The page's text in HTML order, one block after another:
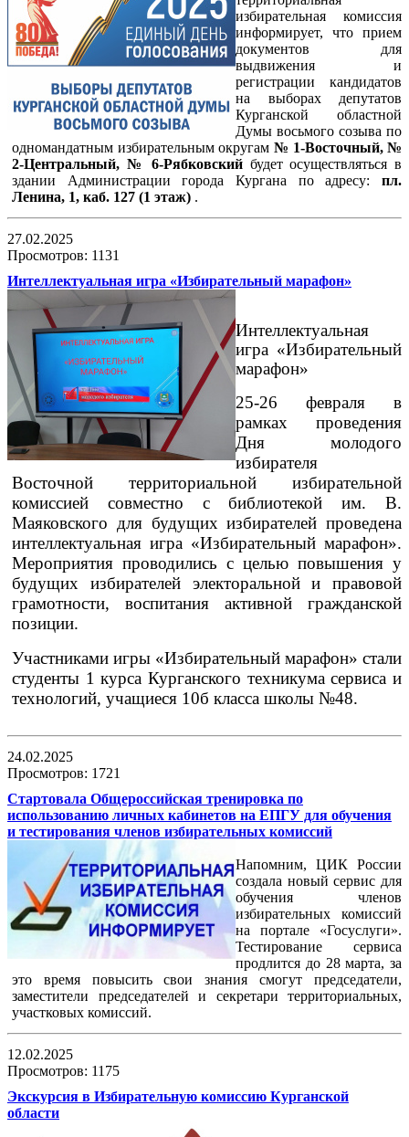
избирательная комиссия
информирует, что прием
документов для
выдвижения и
регистрации кандидатов
на выборах депутатов
Курганской областной
Думы восьмого созыва по
одномандатным избирательным округам № 1-Восточный, №
2-Центральный, № 6-Рябковский будет осуществляться в
здании Администрации города Кургана по адресу: пл.
Ленина, 1, каб. 127 (1 этаж) .
27.02.2025
Просмотров: 1131
Интеллектуальная игра «Избирательный марафон»
Интеллектуальная
игра «Избирательный
марафон»
25-26 февраля в
рамках проведения
Дня молодого
избирателя
Восточной территориальной избирательной
комиссией совместно с библиотекой им. В.
Маяковского для будущих избирателей проведена
интеллектуальная игра «Избирательный марафон».
Мероприятия проводились с целью повышения у
будущих избирателей электоральной и правовой
грамотности, воспитания активной гражданской
позиции.
Участниками игры «Избирательный марафон» стали
студенты 1 курса Курганского техникума сервиса и
технологий, учащиеся 10б класса школы №48.
24.02.2025
Просмотров: 1721
Стартовала Общероссийская тренировка по
использованию личных кабинетов на ЕПГУ для обучения
и тестирования членов избирательных комиссий
Напомним, ЦИК России
создала новый сервис для
обучения членов
избирательных комиссий
на портале «Госуслуги».
Тестирование сервиса
продлится до 28 марта, за
это время повысить свои знания смогут председатели,
заместители председателей и секретари территориальных,
участковых комиссий.
12.02.2025
Просмотров: 1175
Экскурсия в Избирательную комиссию Курганской
области